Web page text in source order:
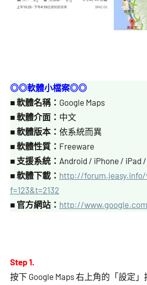
◎◎軟體小檔案◎◎
■軟體名稱： Google Maps
■軟體介面： 中文
■軟體版本： 依系統而異
■軟體性質： Freeware
■ 支援系統： Android / iPhone / iPad
■軟體下載： http://forum.jeasy.info/
f=123&t=2132
■ 官方網站： http://www.google.com
Step 1.
按下 Google Maps 右上角的「設定